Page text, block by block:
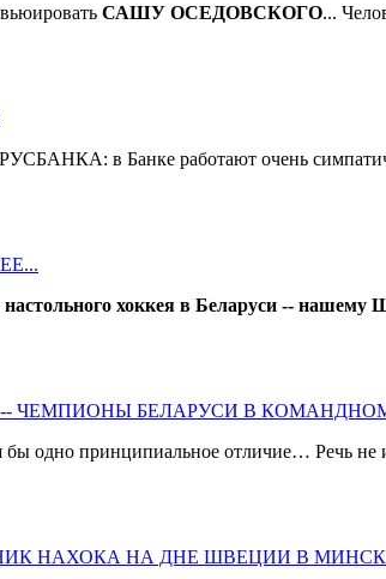
САШУ ОСЕДОВСКОГО...
в Банке работают очень
настольного хоккея в Беларуси --
ЧЕМПИОНЫ БЕЛАРУСИ В
бы одно принципиальное отличие… Речь не
НАХОКА НА ДНЕ ШВЕЦИИ В